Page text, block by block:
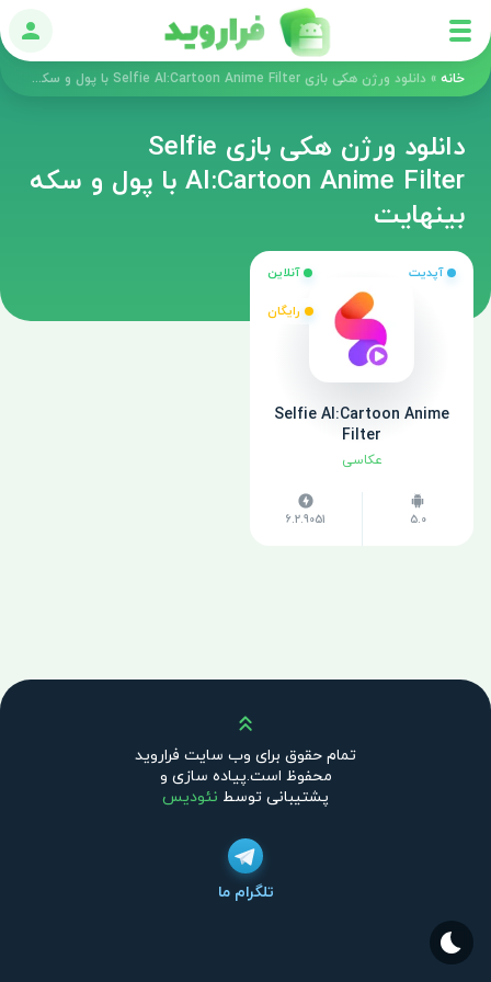
ورود
خانه » دانلود ورژن هکی بازی Selfie AI:Cartoon Anime Filter با پول و سکه بینهایت
دانلود ورژن هکی بازی Selfie
AI:Cartoon Anime Filter با پول و سکه
بینهایت
آپدیت آنلاین
رایگان
Selfie AI:Cartoon Anime
Filter
عکاسی
5.0
6.2.9051
بالا
تمام حقوق برای وب سایت فراروید
محفوظ است.پیاده سازی و
پشتیبانی توسط نئودیس
تلگرام ما